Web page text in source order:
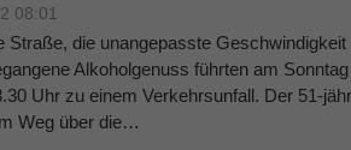
08:01
Straße, die unangepasste Geschwindigkeit
Alkoholgenuss führten am Sonntag
Uhr zu einem Verkehrsunfall. Der 51-
Weg über die…